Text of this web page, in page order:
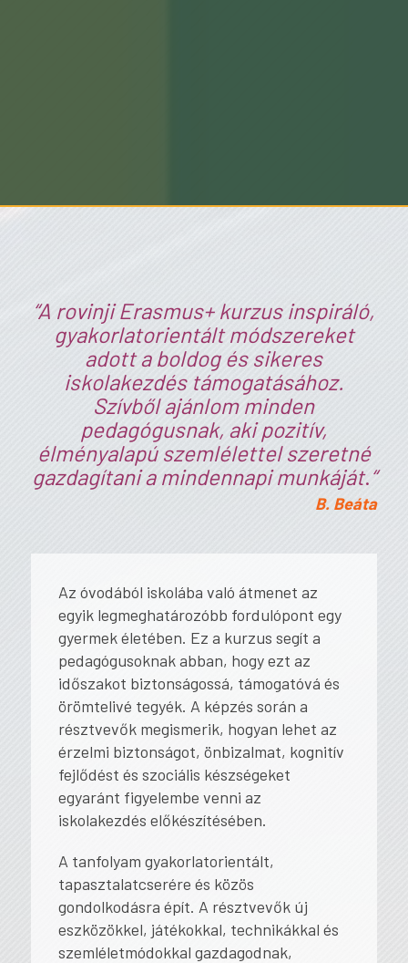
“A rovinji Erasmus+ kurzus inspiráló,
gyakorlatorientált módszereket
adott a boldog és sikeres
iskolakezdés támogatásához.
Szívből ajánlom minden
pedagógusnak, aki pozitív,
élményalapú szemlélettel szeretné
gazdagítani a mindennapi munkáját.“
B. Beáta
Az óvodából iskolába való átmenet az
egyik legmeghatározóbb fordulópont egy
gyermek életében. Ez a kurzus segít a
pedagógusoknak abban, hogy ezt az
időszakot biztonságossá, támogatóvá és
örömtelivé tegyék. A képzés során a
résztvevők megismerik, hogyan lehet az
érzelmi biztonságot, önbizalmat, kognitív
fejlődést és szociális készségeket
egyaránt figyelembe venni az
iskolakezdés előkészítésében.
A tanfolyam gyakorlatorientált,
tapasztalatcserére és közös
gondolkodásra épít. A résztvevők új
eszközökkel, játékokkal, technikákkal és
szemléletmódokkal gazdagodnak,